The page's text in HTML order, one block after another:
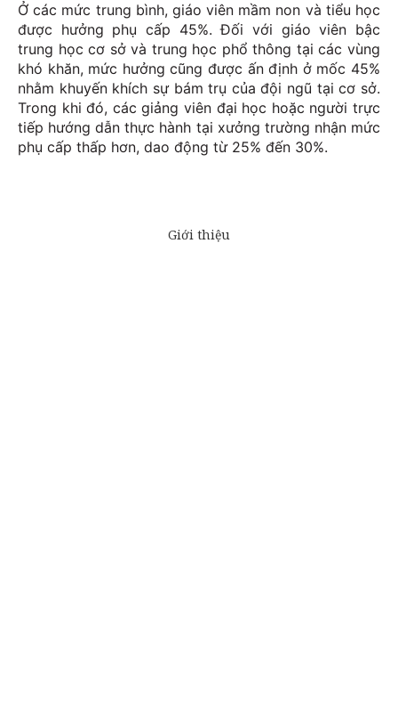
Ở các mức trung bình, giáo viên mầm non và tiểu học
được hưởng phụ cấp 45%. Đối với giáo viên bậc
trung học cơ sở và trung học phổ thông tại các vùng
khó khăn, mức hưởng cũng được ấn định ở mốc 45%
nhằm khuyến khích sự bám trụ của đội ngũ tại cơ sở.
Trong khi đó, các giảng viên đại học hoặc người trực
tiếp hướng dẫn thực hành tại xưởng trường nhận mức
phụ cấp thấp hơn, dao động từ 25% đến 30%.